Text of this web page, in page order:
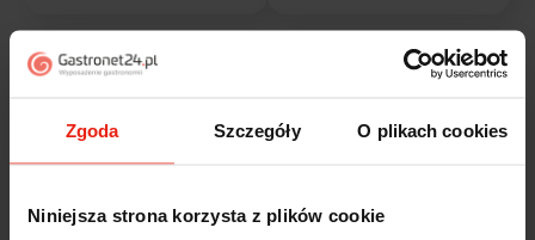
Zgoda Szczegóły O plikach cookies
Niniejsza strona korzysta z plików cookie